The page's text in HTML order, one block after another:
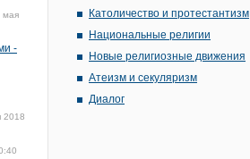
мая
-
2018
Католичество и протестантизм
Национальные религии
Новые религиозные движения
Атеизм и секуляризм
Диалог